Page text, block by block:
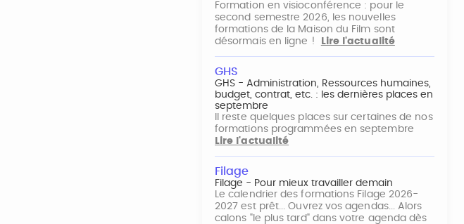
Formation en visioconférence : pour le
second semestre 2026, les nouvelles
formations de la Maison du Film sont
désormais en ligne !
Lire l'actualité
GHS
GHS - Administration, Ressources humaines,
budget, contrat, etc. : les dernières places en
septembre
Il reste quelques places sur certaines de nos
formations programmées en septembre
Lire l'actualité
Filage
Filage - Pour mieux travailler demain
Le calendrier des formations Filage 2026-
2027 est prêt... Ouvrez vos agendas... Alors
calons "le plus tard" dans votre agenda dès